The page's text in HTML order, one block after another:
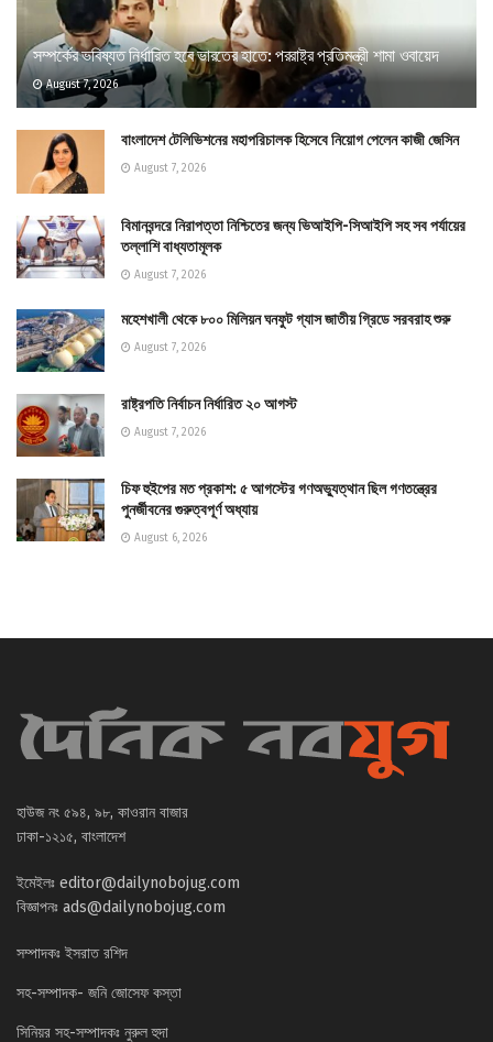
সম্পর্কের ভবিষ্যত নির্ধারিত হবে ভারতের হাতে: পররাষ্ট্র প্রতিমন্ত্রী শামা ওবায়েদ
August 7, 2026
বাংলাদেশ টেলিভিশনের মহাপরিচালক হিসেবে নিয়োগ পেলেন কাজী জেসিন
August 7, 2026
বিমানবন্দরে নিরাপত্তা নিশ্চিতের জন্য ভিআইপি-সিআইপি সহ সব পর্যায়ের
তল্লাশি বাধ্যতামূলক
August 7, 2026
মহেশখালী থেকে ৮০০ মিলিয়ন ঘনফুট গ্যাস জাতীয় গ্রিডে সরবরাহ শুরু
August 7, 2026
রাষ্ট্রপতি নির্বাচন নির্ধারিত ২০ আগস্ট
August 7, 2026
চিফ হুইপের মত প্রকাশ: ৫ আগস্টের গণঅভ্যুত্থান ছিল গণতন্ত্রের
পুনর্জীবনের গুরুত্বপূর্ণ অধ্যায়
August 6, 2026
হাউজ নং ৫৯৪, ৯৮, কাওরান বাজার
ঢাকা-১২১৫, বাংলাদেশ
ইমেইলঃ editor@dailynobojug.com
বিজ্ঞাপনঃ ads@dailynobojug.com
সম্পাদকঃ ইসরাত রশিদ
সহ-সম্পাদক- জনি জোসেফ কস্তা
সিনিয়র সহ-সম্পাদকঃ নুরুল হুদা